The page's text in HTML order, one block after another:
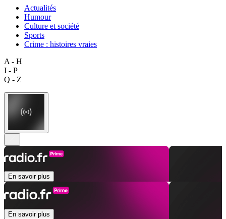
Actualités
Humour
Culture et société
Sports
Crime : histoires vraies
A - H
I - P
Q - Z
En savoir plus
En savoir plus